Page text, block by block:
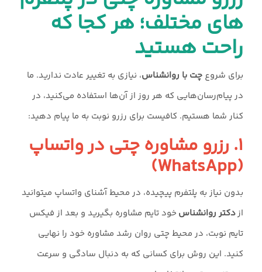
های مختلف؛ هر کجا که
راحت هستید
برای شروع چت با روانشناس، نیازی به تغییر عادت ندارید. ما
در پیام‌رسان‌هایی که هر روز از آن‌ها استفاده می‌کنید، در
کنار شما هستیم. کافیست برای رزرو نوبت به ما پیام دهید:
۱. رزرو مشاوره چتی در واتساپ
(WhatsApp)
بدون نیاز به پلتفرم پیچیده، در محیط آشنای واتساپ میتوانید
ازدکتر روانشناس خود تایم مشاوره بگیرید و بعد از فیکس
تایم نوبت، در محیط چتی روان رشد مشاوره خود را نهایی
کنید. این روش برای کسانی که به دنبال سادگی و سرعت